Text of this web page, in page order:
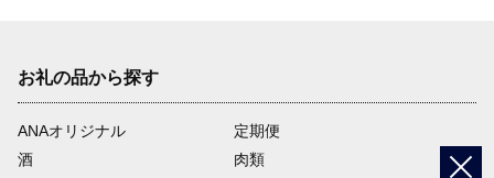
お礼の品から探す
ANAオリジナル
定期便
酒
肉類